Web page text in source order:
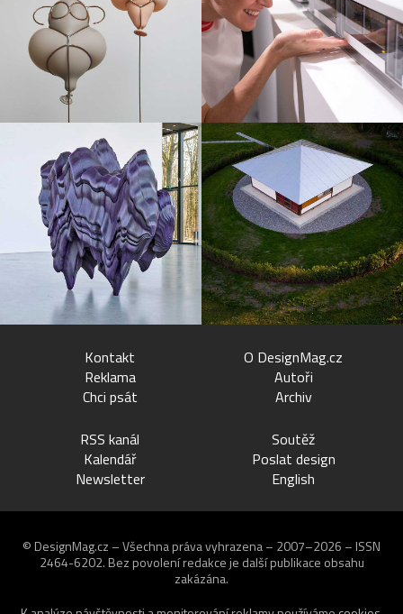
Kontakt
Reklama
Chci psát
O DesignMag.cz
Autoři
Archiv
RSS kanál
Kalendář
Newsletter
Soutěž
Poslat design
English
© DesignMag.cz – Všechna práva vyhrazena – 2007–2026 – ISSN
2464-6202. Bez povolení redakce je další publikace obsahu
zakázána.